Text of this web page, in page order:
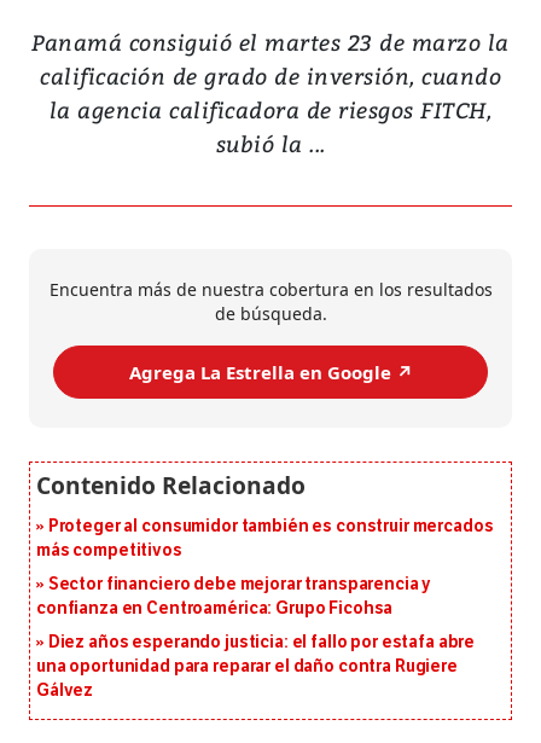
Panamá consiguió el martes 23 de marzo la
calificación de grado de inversión, cuando
la agencia calificadora de riesgos FITCH,
subió la ...
Encuentra más de nuestra cobertura en los resultados
de búsqueda.
Agrega La Estrella en Google ↗️
Proteger al consumidor también es construir mercados
más competitivos
Sector financiero debe mejorar transparencia y
confianza en Centroamérica: Grupo Ficohsa
Diez años esperando justicia: el fallo por estafa abre
una oportunidad para reparar el daño contra Rugiere
Gálvez